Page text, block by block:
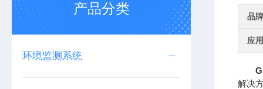
产品分类
环境监测系统
品牌
应
解决